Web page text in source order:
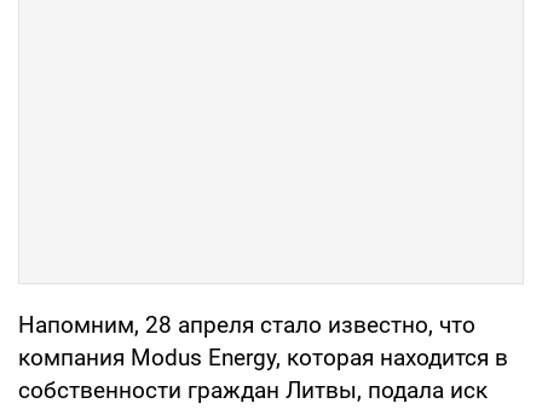
Напомним, 28 апреля стало известно, что
компания Modus Energy, которая находится в
собственности граждан Литвы, подала иск